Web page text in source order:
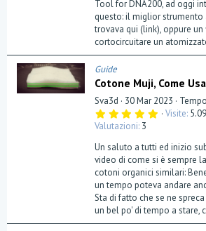
Tool for DNA200, ad oggi
questo: il miglior
trovava qui (link), oppure
cortocircuitare un
Guide
Cotone Muji, Come
Sva3d 30 Mar 2023
5
s
e
l
l
a
(
e
)
Visite
Valutazioni 3
Un saluto a tutti ed inizio
video di come si è sempre
cotoni organici similari:
un tempo poteva andare
Sta di fatto che se ne
un bel po' di tempo a stare,